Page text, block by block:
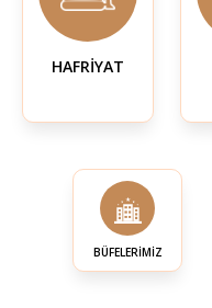
HAFRİYAT
BÜFELERİMİZ